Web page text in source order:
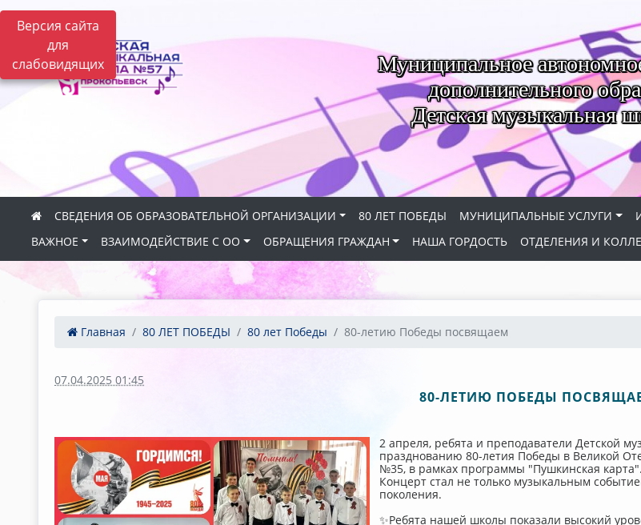
Версия сайта
для
слабовидящих
Муниципальное
дополнительного
Детская музыкальная
СВЕДЕНИЯ ОБ ОБРАЗОВАТЕЛЬНОЙ ОРГАНИЗАЦИИ 80 ЛЕТ ПОБЕДЫ МУНИЦИПАЛЬНЫЕ УСЛУГИ
ВАЖНОЕ
ВЗАИМОДЕЙСТВИЕ С ОО ОБРАЩЕНИЯ ГРАЖДАН НАША ГОРДОСТЬ ОТДЕЛЕНИЯ И
Главная 80 ЛЕТ ПОБЕДЫ 80 лет Победы 80-летию Победы посвящаем
07.04.2025 01:45
80-ЛЕТИЮ ПОБЕДЫ
2 апреля, ребята и преподаватели Детской
празднованию 80-летия Победы в Великой
№35, в рамках программы "Пушкинская карта".
Концерт стал не только музыкальным
поколения.
✨Ребята нашей школы показали высокий